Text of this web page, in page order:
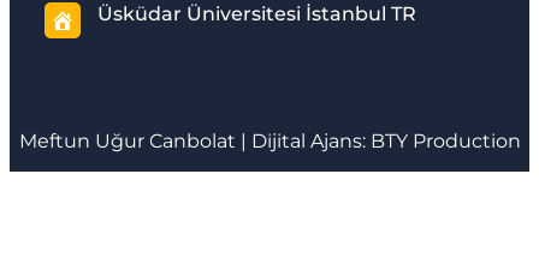
Üsküdar Üniversitesi İstanbul TR
Meftun Uğur Canbolat | Dijital Ajans: BTY Production